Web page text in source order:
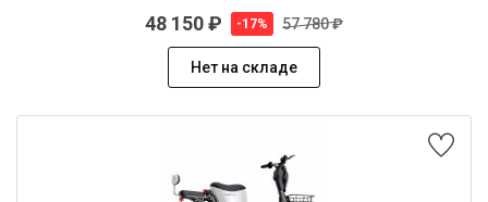
48 150 ₽ -17% 57 780 ₽
Нет на складе